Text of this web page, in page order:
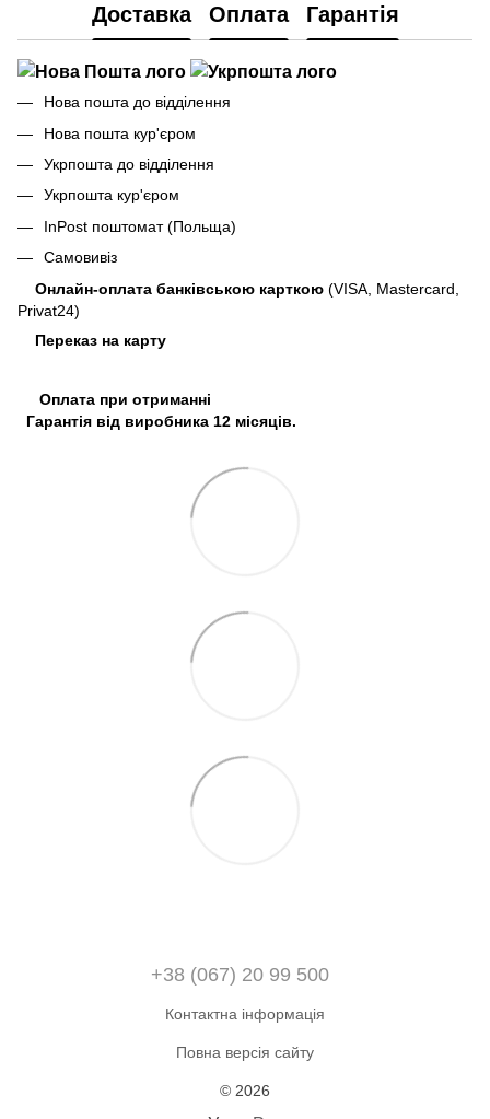
Доставка Оплата Гарантія
Нова пошта до відділення
Нова пошта кур'єром
Укрпошта до відділення
Укрпошта кур'єром
InPost поштомат (Польща)
Самовивіз
Онлайн-оплата банківською карткою (VISA, Mastercard,
Privat24)
Переказ на карту
Оплата при отриманні
Гарантія від виробника 12 місяців.
+38 (067) 20 99 500
Контактна інформація
Повна версія сайту
© 2026